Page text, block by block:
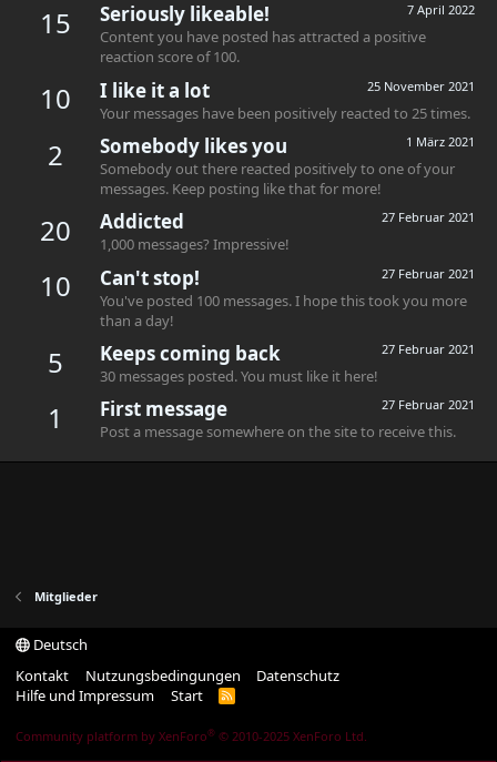
15 7 April 2022
Seriously likeable!
Content you have posted has attracted a positive
reaction score of 100.
10 25 November 2021
I like it a lot
Your messages have been positively reacted to 25 times.
2 1 März 2021
Somebody likes you
Somebody out there reacted positively to one of your
messages. Keep posting like that for more!
20 27 Februar 2021
Addicted
1,000 messages? Impressive!
10 27 Februar 2021
Can't stop!
You've posted 100 messages. I hope this took you more
than a day!
5 27 Februar 2021
Keeps coming back
30 messages posted. You must like it here!
1 27 Februar 2021
First message
Post a message somewhere on the site to receive this.
Mitglieder
Deutsch
Kontakt
Nutzungsbedingungen
Datenschutz
Hilfe und Impressum
Start
R
Community platform by XenForo® © 2010-2025 XenForo Ltd.